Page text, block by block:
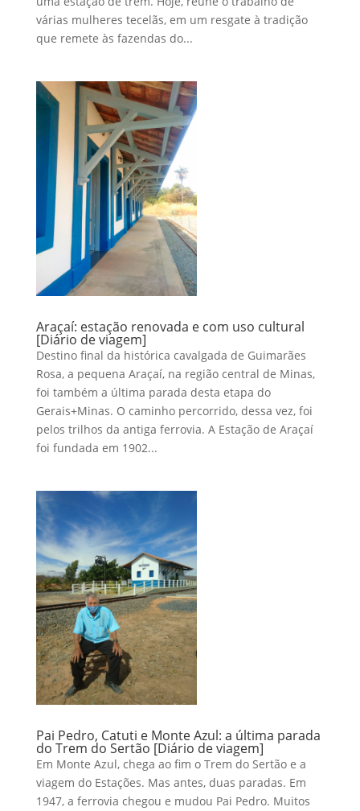
várias mulheres tecelãs, em um resgate à tradição
que remete às fazendas do...
Araçaí: estação renovada e com uso cultural
[Diário de viagem]
Destino final da histórica cavalgada de Guimarães
Rosa, a pequena Araçaí, na região central de Minas,
foi também a última parada desta etapa do
Gerais+Minas. O caminho percorrido, dessa vez, foi
pelos trilhos da antiga ferrovia. A Estação de Araçaí
foi fundada em 1902...
Pai Pedro, Catuti e Monte Azul: a última parada
do Trem do Sertão [Diário de viagem]
Em Monte Azul, chega ao fim o Trem do Sertão e a
viagem do Estações. Mas antes, duas paradas. Em
1947, a ferrovia chegou e mudou Pai Pedro. Muitos